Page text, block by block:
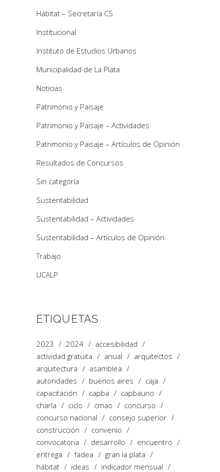
Hábitat – Secretaría CS
Institucional
Instituto de Estudios Urbanos
Municipalidad de La Plata
Noticias
Patrimonio y Paisaje
Patrimonio y Paisaje – Actividades
Patrimonio y Paisaje – Artículos de Opinión
Resultados de Concursos
Sin categoría
Sustentabilidad
Sustentabilidad – Actividades
Sustentabilidad – Artículos de Opinión
Trabajo
UCALP
ETIQUETAS
2023 2024
accesibilidad
actividad gratuita
anual
arquitectos
arquitectura
asamblea
autoridades
buenos aires
caja
capacitación
capba
capbauno
charla
ciclo cmao
concurso
concurso nacional
consejo superior
construcción
convenio
convocatoria
desarrollo
encuentro
entrega
fadea
gran la plata
hábitat
ideas
indicador mensual